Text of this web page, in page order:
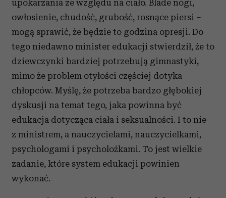
Partnerzy mogą połączyć te informacje z innymi danymi
otrzymanymi od Ciebie lub uzyskanymi podczas
korzystania z ich usług.
upokarzania ze względu na ciało. Blade nogi,
owłosienie, chudość, grubość, rosnące piersi –
mogą sprawić, że będzie to godzina opresji. Do
tego niedawno minister edukacji stwierdził, że to
dziewczynki bardziej potrzebują gimnastyki,
mimo że problem otyłości częściej dotyka
chłopców. Myślę, że potrzeba bardzo głębokiej
dyskusji na temat tego, jaka powinna być
edukacja dotycząca ciała i seksualności. I to nie
z ministrem, a nauczycielami, nauczycielkami,
psychologami i psycholożkami. To jest wielkie
zadanie, które system edukacji powinien
wykonać.